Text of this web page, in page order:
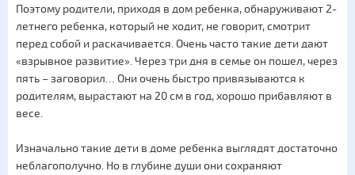
Поэтому родители, приходя в дом ребенка, обнаруживают 2-
летнего ребенка, который не ходит, не говорит, смотрит
перед собой и раскачивается. Очень часто такие дети дают
«взрывное развитие». Через три дня в семье он пошел, через
пять – заговорил… Они очень быстро привязываются к
родителям, вырастают на 20 см в год, хорошо прибавляют в
весе.
Изначально такие дети в доме ребенка выглядят достаточно
неблагополучно. Но в глубине души они сохраняют